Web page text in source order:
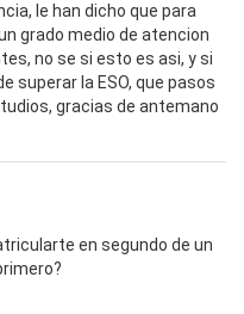
le han dicho que para
grado medio de atencion
no se si esto es asi, y si
superar la ESO, que pasos
gracias de antemano
en segundo de un